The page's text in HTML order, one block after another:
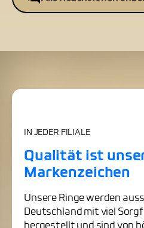
IN JEDER FILIALE
Qualität ist
Markenzeichen
Unsere Ringe werden
Deutschland mit viel
hergestellt und sind von